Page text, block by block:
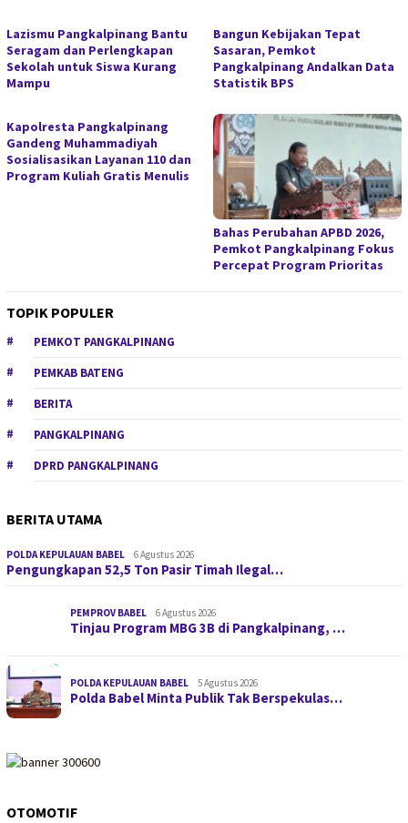
Lazismu Pangkalpinang Bantu
Seragam dan Perlengkapan
Sekolah untuk Siswa Kurang
Mampu
Bangun Kebijakan Tepat
Sasaran, Pemkot
Pangkalpinang Andalkan Data
Statistik BPS
Kapolresta Pangkalpinang
Gandeng Muhammadiyah
Sosialisasikan Layanan 110 dan
Program Kuliah Gratis Menulis
Bahas Perubahan APBD 2026,
Pemkot Pangkalpinang Fokus
Percepat Program Prioritas
TOPIK POPULER
PEMKOT PANGKALPINANG
PEMKAB BATENG
BERITA
PANGKALPINANG
DPRD PANGKALPINANG
BERITA UTAMA
POLDA KEPULAUAN BABEL 6 Agustus 2026
Pengungkapan 52,5 Ton Pasir Timah Ilegal…
PEMPROV BABEL 6 Agustus 2026
Tinjau Program MBG 3B di Pangkalpinang, …
POLDA KEPULAUAN BABEL 5 Agustus 2026
Polda Babel Minta Publik Tak Berspekulas…
OTOMOTIF